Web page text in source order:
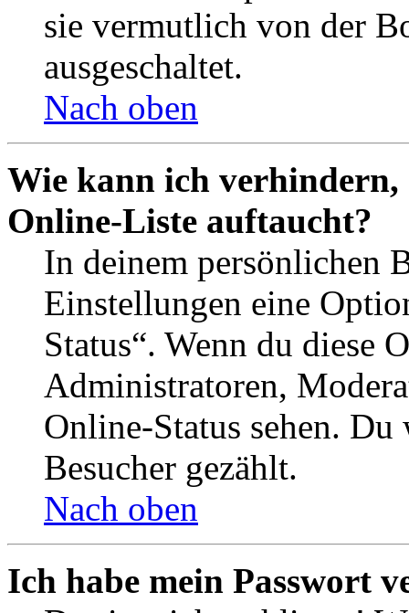
sie vermutlich von der
ausgeschaltet.
Nach oben
Wie kann ich verhindern,
Online-Liste auftaucht?
In deinem persönlichen
Einstellungen eine
Status“. Wenn du diese
Administratoren,
Online-Status sehen.
Besucher gezählt.
Nach oben
Ich habe mein Passwort